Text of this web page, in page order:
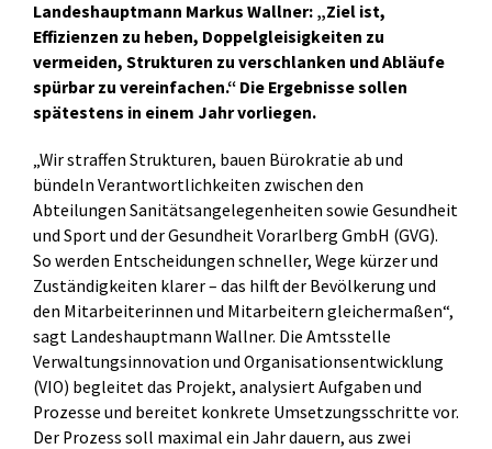
Landeshauptmann Markus Wallner: „Ziel ist,
Effizienzen zu heben, Doppelgleisigkeiten zu
vermeiden, Strukturen zu verschlanken und Abläufe
spürbar zu vereinfachen.“ Die Ergebnisse sollen
spätestens in einem Jahr vorliegen.
„Wir straffen Strukturen, bauen Bürokratie ab und
bündeln Verantwortlichkeiten zwischen den
Abteilungen Sanitätsangelegenheiten sowie Gesundheit
und Sport und der Gesundheit Vorarlberg GmbH (GVG).
So werden Entscheidungen schneller, Wege kürzer und
Zuständigkeiten klarer – das hilft der Bevölkerung und
den Mitarbeiterinnen und Mitarbeitern gleichermaßen“,
sagt Landeshauptmann Wallner. Die Amtsstelle
Verwaltungsinnovation und Organisationsentwicklung
(VIO) begleitet das Projekt, analysiert Aufgaben und
Prozesse und bereitet konkrete Umsetzungsschritte vor.
Der Prozess soll maximal ein Jahr dauern, aus zwei